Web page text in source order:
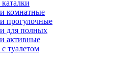
комнатные
прогулочные
для полных
активные
туалетом